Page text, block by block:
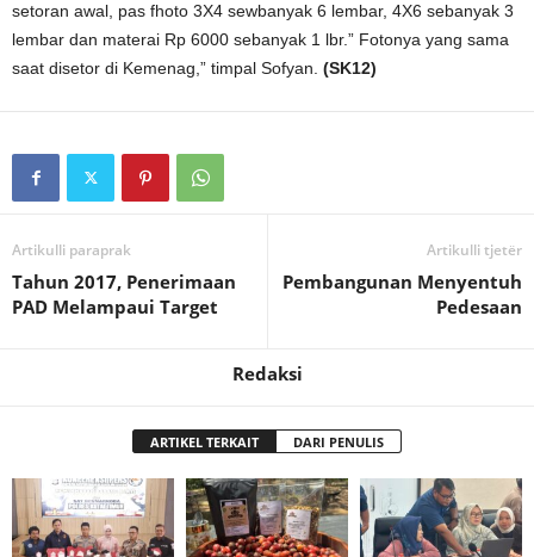
setoran awal, pas fhoto 3X4 sewbanyak 6 lembar, 4X6 sebanyak 3
lembar dan materai Rp 6000 sebanyak 1 lbr.” Fotonya yang sama
saat disetor di Kemenag,” timpal Sofyan. (SK12)
Artikulli paraprak
Tahun 2017, Penerimaan
PAD Melampaui Target
Artikulli tjetër
Pembangunan Menyentuh
Pedesaan
Redaksi
ARTIKEL TERKAIT DARI PENULIS